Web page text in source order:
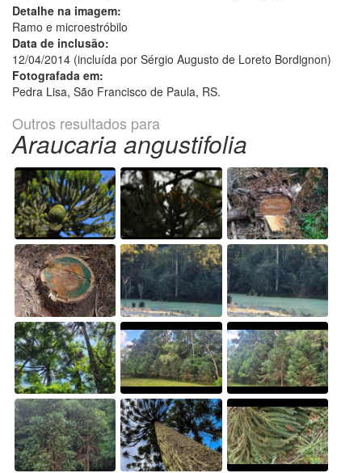
Detalhe na imagem:
Ramo e microestróbilo
Data de inclusão:
12/04/2014 (incluída por Sérgio Augusto de Loreto Bordignon)
Fotografada em:
Pedra Lisa, São Francisco de Paula, RS.
Outros resultados para
Araucaria angustifolia